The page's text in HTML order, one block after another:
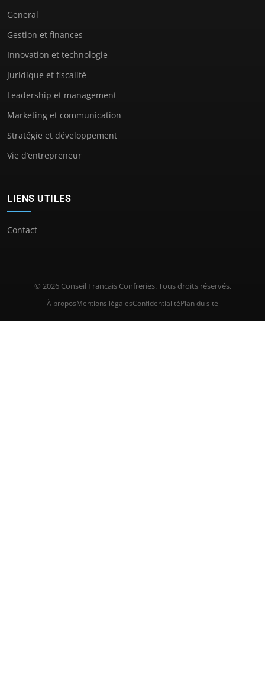
General
Gestion et finances
Innovation et technologie
Juridique et fiscalité
Leadership et management
Marketing et communication
Stratégie et développement
Vie d’entrepreneur
LIENS UTILES
Contact
© 2026 Conseil Francais Confreries. Tous droits réservés.
À proposMentions légalesConfidentialitéPlan du site